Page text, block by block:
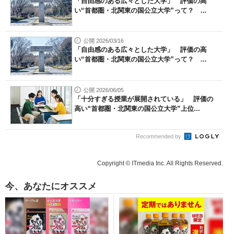
い“首都圏・北関東の国公立大学”って？ ...
公開 2026/03/16
「自由感のある広々とした大学」 評価の高
い“首都圏・北関東の国公立大学”って？ ...
公開 2026/06/05
「十分すぎる授業が展開されている」 評価の
高い“首都圏・北関東の国公立大学”上位...
Recommended by
Copyright © ITmedia Inc. All Rights Reserved.
今、あなたにオススメ